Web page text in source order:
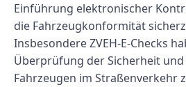
Einführung elektronischer
die Fahrzeugkonformität
Insbesondere ZVEH-E-Checks
Überprüfung der Sicherheit
Fahrzeugen im Straßenverkehr